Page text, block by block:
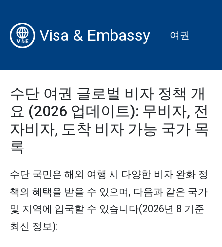
Visa & Embassy 여권
수단 여권 글로벌 비자 정책 개
요 (2026 업데이트): 무비자, 전
자비자, 도착 비자 가능 국가 목
록
수단 국민은 해외 여행 시 다양한 비자 완화 정
책의 혜택을 받을 수 있으며, 다음과 같은 국가
및 지역에 입국할 수 있습니다(2026년 8 기준
최신 정보):